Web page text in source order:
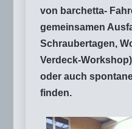
von barchetta-
gemeinsamen
Schraubertagen,
Verdeck-
oder auch
finden.